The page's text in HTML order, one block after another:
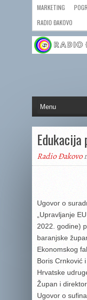
MARKETING
RADIO ĐAKOVO
Edukacija
Radio Đakovo
Ugovor o
„Upravljanje
2022. godine)
baranjske
Ekonomskog
Boris Crnković
Hrvatske
Župan i
Ugovor o